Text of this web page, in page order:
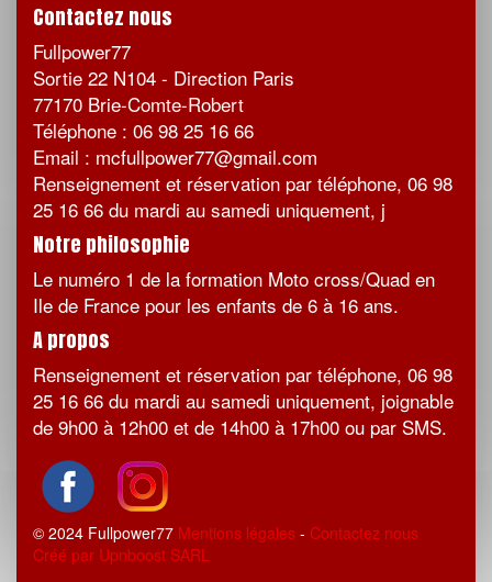
Contactez nous
Fullpower77
Sortie 22 N104 - Direction Paris
77170 Brie-Comte-Robert
Téléphone : 06 98 25 16 66
Email : mcfullpower77@gmail.com
Renseignement et réservation par téléphone, 06 98
25 16 66 du mardi au samedi uniquement, j
Notre philosophie
Le numéro 1 de la formation Moto cross/Quad en
Ile de France pour les enfants de 6 à 16 ans.
A propos
Renseignement et réservation par téléphone, 06 98
25 16 66 du mardi au samedi uniquement, joignable
de 9h00 à 12h00 et de 14h00 à 17h00 ou par SMS.
© 2024 Fullpower77 Mentions légales - Contactez nous
Créé par Upnboost SARL